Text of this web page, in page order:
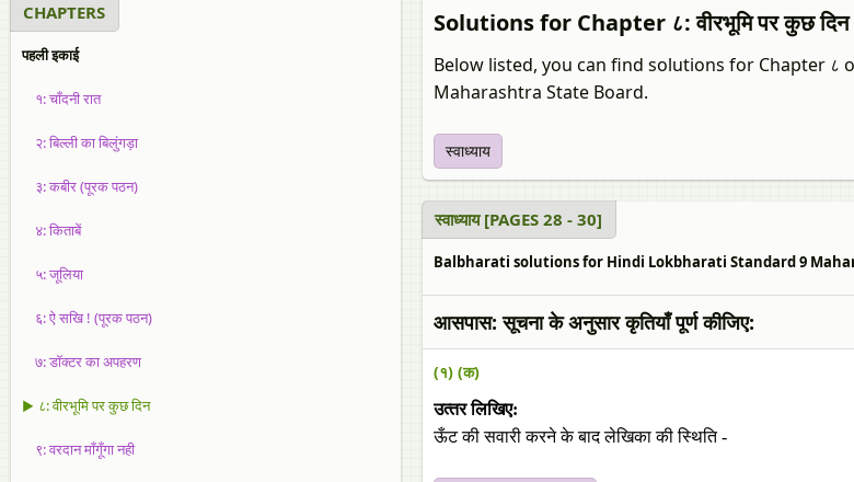
CHAPTERS
पहली इकाई
१: चाँदनी रात
२: बिल्ली का बिलुंगड़ा
३: कबीर (पूरक पठन)
४: किताबें
५: जूलिया
६: ऐ सखि ! (पूरक पठन)
७: डाॅक्‍टर का अपहरण
▶ ८: वीरभूमि पर कुछ दिन
९: वरदान माँगूँगा नही
Solutions for Chapter ८: वीरभूमि पर कुछ दिन
Below listed, you can find solutions for Chapter
Maharashtra State Board.
स्वाध्याय
स्वाध्याय [PAGES 28 - 30]
Balbharati solutions for Hindi Lokbharati Standard 9
आसपास: सूचना के अनुसार कृतियाँ पूर्ण कीजिए:
(१) (क)
उत्‍तर लिखिए:
ऊँट की सवारी करने के बाद लेखिका की स्‍थिति -